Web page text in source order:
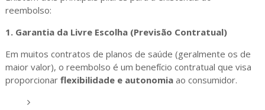
reembolso:
1. Garantia da Livre Escolha (Previsão Contratual)
Em muitos contratos de planos de saúde (geralmente os de
maior valor), o reembolso é um benefício contratual que visa
proporcionar flexibilidade e autonomiaao consumidor.